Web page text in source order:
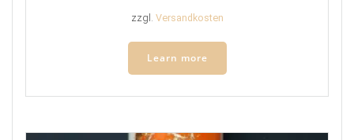
zzgl. Versandkosten
Learn more